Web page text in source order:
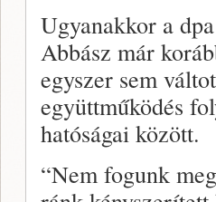
Ugyanakkor a
Abbász már
egyszer sem
együttműködés
hatóságai között.
“Nem fogunk